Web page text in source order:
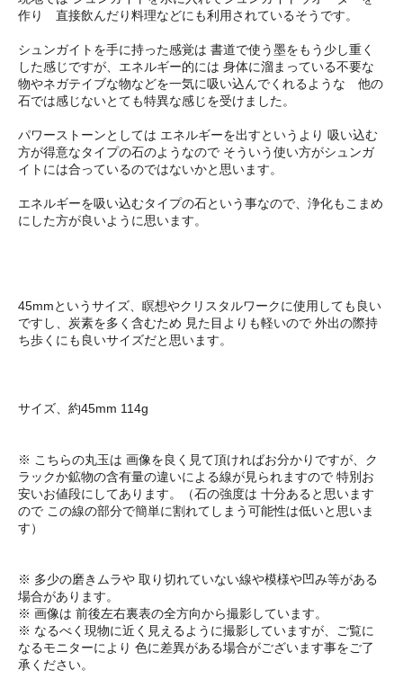
作り 直接飲んだり料理などにも利用されているそうです。
シュンガイトを手に持った感覚は 書道で使う墨をもう少し重く
した感じですが、エネルギー的には 身体に溜まっている不要な
物やネガテイブな物などを一気に吸い込んでくれるような 他の
石では感じないとても特異な感じを受けました。
パワーストーンとしては エネルギーを出すというより 吸い込む
方が得意なタイプの石のようなので そういう使い方がシュンガ
イトには合っているのではないかと思います。
エネルギーを吸い込むタイプの石という事なので、浄化もこまめ
にした方が良いように思います。
45mmというサイズ、瞑想やクリスタルワークに使用しても良い
ですし、炭素を多く含むため 見た目よりも軽いので 外出の際持
ち歩くにも良いサイズだと思います。
サイズ、約45mm 114g
※ こちらの丸玉は 画像を良く見て頂ければお分かりですが、ク
ラックか鉱物の含有量の違いによる線が見られますので 特別お
安いお値段にしてあります。（石の強度は 十分あると思います
ので この線の部分で簡単に割れてしまう可能性は低いと思いま
す）
※ 多少の磨きムラや 取り切れていない線や模様や凹み等がある
場合があります。
※ 画像は 前後左右裏表の全方向から撮影しています。
※ なるべく現物に近く見えるように撮影していますが、ご覧に
なるモニターにより 色に差異がある場合がございます事をご了
承ください。